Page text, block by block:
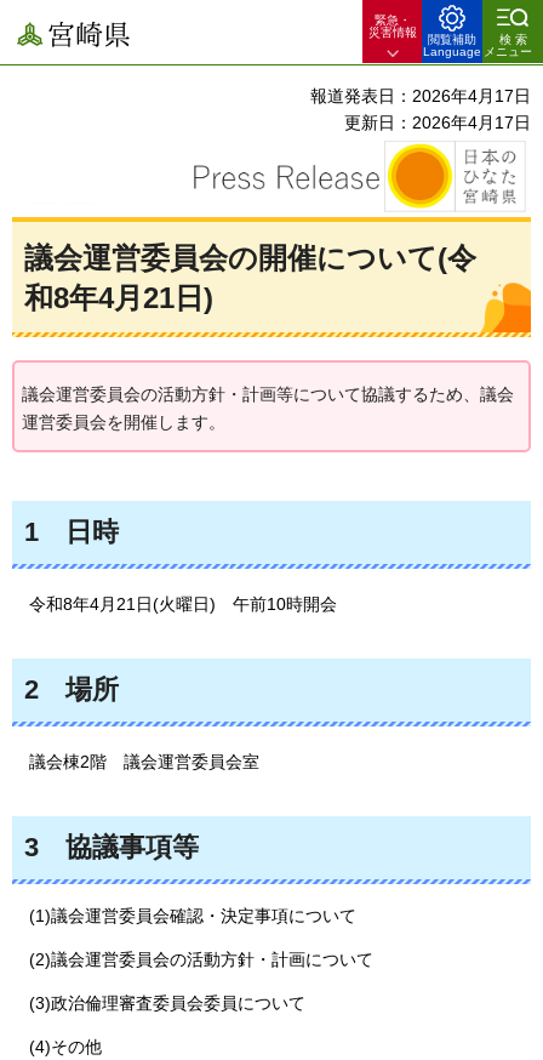
宮崎県
緊急・
災害情報
閲覧補助
Language
検索
メニュー
報道発表日：2026年4月17日
更新日：2026年4月17日
議会運営委員会の開催について(令
和8年4月21日)
議会運営委員会の活動方針・計画等について協議するため、議会
運営委員会を開催します。
1 日時
令和8年4月21日(火曜日) 午前10時開会
2 場所
議会棟2階 議会運営委員会室
3 協議事項等
(1)議会運営委員会確認・決定事項について
(2)議会運営委員会の活動方針・計画について
(3)政治倫理審査委員会委員について
(4)その他